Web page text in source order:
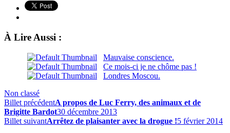
À Lire Aussi :
Mauvaise conscience.
Ce mois-ci je ne chôme pas !
Londres Moscou.
Non classé
Billet précédentA propos de Luc Ferry, des animaux et de
Brigitte Bardot30 décembre 2013
Billet suivantArrêtez de plaisanter avec la drogue !5 février 2014